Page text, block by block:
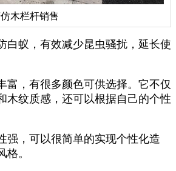
木栏杆销售
白蚁，有效减少昆虫骚扰，延长使
富，有很多颜色可供选择。它不仅
木纹质感，还可以根据自己的个性
强，可以很简单的实现个性化造
。